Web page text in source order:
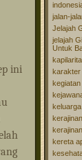
ini
jalan-
Jelajah
jelajah
Untuk
karakter
kegiatan
keluarga
kerajinan
kereta